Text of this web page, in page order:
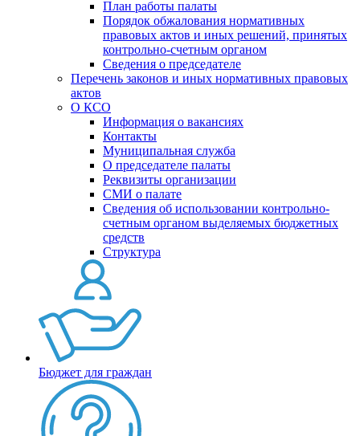
План работы палаты
Порядок обжалования нормативных
правовых актов и иных решений, принятых
контрольно-счетным органом
Сведения о председателе
Перечень законов и иных нормативных правовых
актов
О КСО
Информация о вакансиях
Контакты
Муниципальная служба
О председателе палаты
Реквизиты организации
СМИ о палате
Сведения об использовании контрольно-
счетным органом выделяемых бюджетных
средств
Структура
Бюджет для граждан